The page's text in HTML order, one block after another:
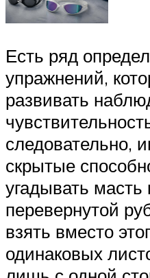
Есть ряд
упражнений,
развивать
следовательно,
скрытые
угадывать масть
перевернутой
взять вместо
одинаковых